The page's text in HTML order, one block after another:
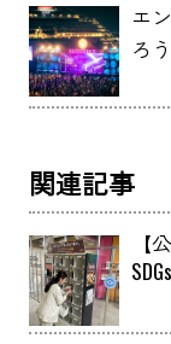
エ
ろ
関連記事
【